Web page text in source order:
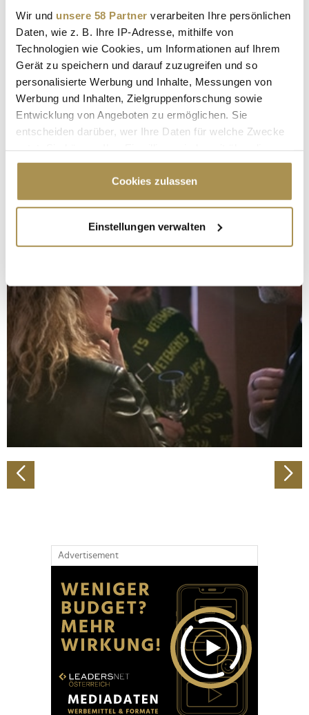
Wir und unsere 58 Partner verarbeiten Ihre persönlichen
Daten, wie z. B. Ihre IP-Adresse, mithilfe von
Technologien wie Cookies, um Informationen auf Ihrem
Gerät zu speichern und darauf zuzugreifen und so
personalisierte Werbung und Inhalte, Messungen von
Werbung und Inhalten, Zielgruppenforschung sowie
Entwicklung von Angeboten zu ermöglichen. Sie
entscheiden darüber, wer Ihre Daten für welche Zwecke
Cookie-Erklärung oder durch Klicken auf das Privacy
Trigger Symbol ändern oder widerrufen
Informationen über Ihre geografische Lage
erfassen, welche bis auf einige Meter genau sein
bestimmten Merkmalen (Fingerprinting) identifizieren
Erfahren Sie mehr darüber, wie Ihre persönlichen Daten
verarbeitet werden, und legen Sie Ihre Präferenzen im
Abschnitt Einzelheiten fest.
Wir verwenden Cookies, um Inhalte und Anzeigen zu
personalisieren, Funktionen für soziale Medien anbieten
zu können und die Zugriffe auf unsere Website zu
analysieren. Außerdem geben wir Informationen zu Ihrer
Verwendung unserer Website an unsere Partner für
soziale Medien, Werbung und Analysen weiter. Unsere
Partner führen diese Informationen möglicherweise mit
Cookies zulassen
Einstellungen verwalten
Advertisement